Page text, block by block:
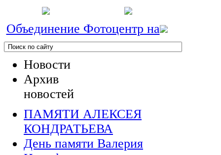
Объединение Фотоцентр на
Новости
Архив
новостей
ПАМЯТИ АЛЕКСЕЯ
КОНДРАТЬЕВА
День памяти Валерия